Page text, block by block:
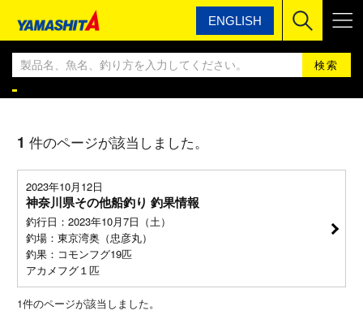
ENGLISH
ヤマシタ ヤマシタ釣果情報BLOG
ヤマシタ釣果情報
1 件のページが該当しました。
2023年10月12日
神奈川県その他船釣り 釣果情報
釣行日：2023年10月7日（土）
釣場：東京湾奥（忠彦丸）
釣果：コモンフグ19匹
アカメフグ１匹
1件のページが該当しました。